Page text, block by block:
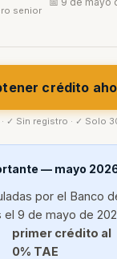
senior
crédito
✓ Sin registro · ✓ Solo
— mayo
por el Banco
el 9 de mayo de
primer crédito al
0% TAE